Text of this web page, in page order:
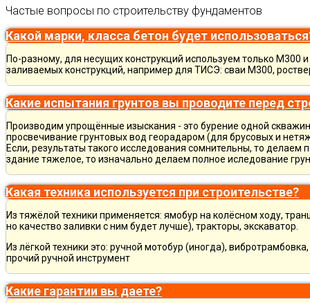
Частые вопросы по строительству фундаментов
Какой марки, класса бетон будет
По-разному, для несущих конструкций используем только М300
заливаемых конструкций, например для ТИСЭ: сваи М300,
Какие испытания грунтов вы проводите перед
Производим упрощённые изыскания - это бурение одной
просвечивание грунтовых вод георадаром (для брусовых и
Если, результаты такого исследования сомнительны, то
здание тяжелое, то изначально делаем полное иследование
Какая техника используется при строительстве?
Из тяжёлой техники применяется: ямобур на колёсном ходу,
но качество заливки с ним будет лучше), тракторы, экскаватор.
Из лёгкой техники это: ручной мотобур (иногда),
прочий ручной инструмент
Какие гарантии вы даете?